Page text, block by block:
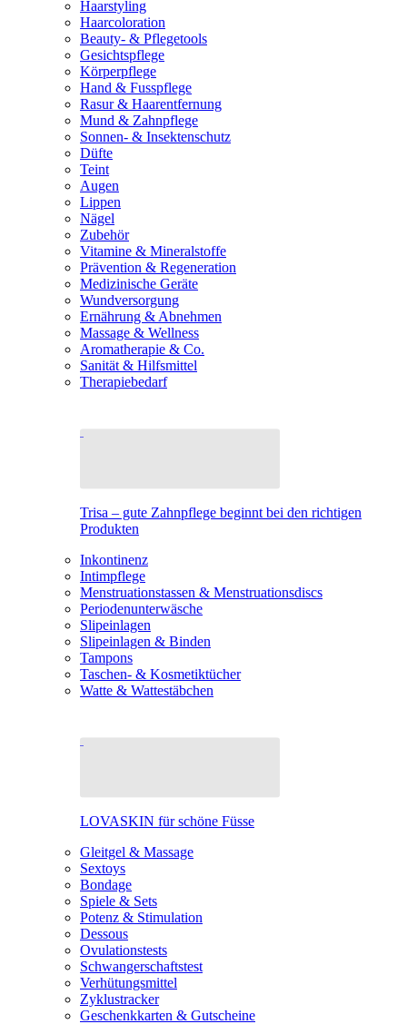
Haarstyling
Haarcoloration
Beauty- & Pflegetools
Gesichtspflege
Körperpflege
Hand & Fusspflege
Rasur & Haarentfernung
Mund & Zahnpflege
Sonnen- & Insektenschutz
Düfte
Teint
Augen
Lippen
Nägel
Zubehör
Vitamine & Mineralstoffe
Prävention & Regeneration
Medizinische Geräte
Wundversorgung
Ernährung & Abnehmen
Massage & Wellness
Aromatherapie & Co.
Sanität & Hilfsmittel
Therapiebedarf
Trisa – gute Zahnpflege beginnt bei den richtigen
Produkten
Inkontinenz
Intimpflege
Menstruationstassen & Menstruationsdiscs
Periodenunterwäsche
Slipeinlagen
Slipeinlagen & Binden
Tampons
Taschen- & Kosmetiktücher
Watte & Wattestäbchen
LOVASKIN für schöne Füsse
Gleitgel & Massage
Sextoys
Bondage
Spiele & Sets
Potenz & Stimulation
Dessous
Ovulationstests
Schwangerschaftstest
Verhütungsmittel
Zyklustracker
Geschenkkarten & Gutscheine